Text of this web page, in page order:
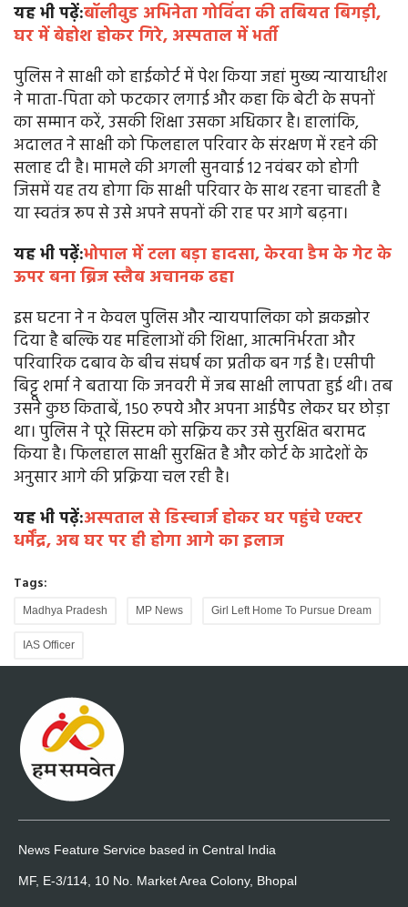
यह भी पढ़ें:बॉलीवुड अभिनेता गोविंदा की तबियत बिगड़ी,
घर में बेहोश होकर गिरे, अस्पताल में भर्ती
पुलिस ने साक्षी को हाईकोर्ट में पेश किया जहां मुख्य न्यायाधीश
ने माता-पिता को फटकार लगाई और कहा कि बेटी के सपनों
का सम्मान करें, उसकी शिक्षा उसका अधिकार है। हालांकि,
अदालत ने साक्षी को फिलहाल परिवार के संरक्षण में रहने की
सलाह दी है। मामले की अगली सुनवाई 12 नवंबर को होगी
जिसमें यह तय होगा कि साक्षी परिवार के साथ रहना चाहती है
या स्वतंत्र रूप से उसे अपने सपनों की राह पर आगे बढ़ना।
यह भी पढ़ें:भोपाल में टला बड़ा हादसा, केरवा डैम के गेट के
ऊपर बना ब्रिज स्लैब अचानक ढहा
इस घटना ने न केवल पुलिस और न्यायपालिका को झकझोर
दिया है बल्कि यह महिलाओं की शिक्षा, आत्मनिर्भरता और
परिवारिक दबाव के बीच संघर्ष का प्रतीक बन गई है। एसीपी
बिट्टू शर्मा ने बताया कि जनवरी में जब साक्षी लापता हुई थी। तब
उसने कुछ किताबें, 150 रुपये और अपना आईपैड लेकर घर छोड़ा
था। पुलिस ने पूरे सिस्टम को सक्रिय कर उसे सुरक्षित बरामद
किया है। फिलहाल साक्षी सुरक्षित है और कोर्ट के आदेशों के
अनुसार आगे की प्रक्रिया चल रही है।
यह भी पढ़ें:अस्पताल से डिस्चार्ज होकर घर पहुंचे एक्टर
धर्मेंद्र, अब घर पर ही होगा आगे का इलाज
Tags:
Madhya Pradesh MP News Girl Left Home To Pursue Dream
IAS Officer
News Feature Service based in Central India
MF, E-3/114, 10 No. Market Area Colony, Bhopal